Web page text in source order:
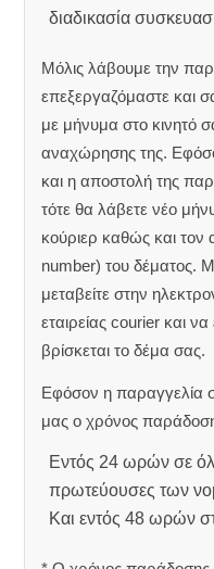
διαδικασία
Μόλις λάβουμε την
επεξεργαζόμαστε και
με μήνυμα στο κινητό
αναχώρησης της.
και η αποστολή της
τότε θα λάβετε νέο
κούριερ καθώς και
number) του δέματος.
μεταβείτε στην
εταιρείας courier και
βρίσκεται το δέμα σας.
Εφόσον η παραγγελία
μας ο χρόνος
Εντός 24 ωρών σε
πρωτεύουσες των
Και εντός 48 ωρών